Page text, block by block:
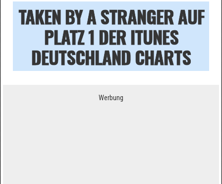
TAKEN BY A STRANGER AUF
PLATZ 1 DER ITUNES
DEUTSCHLAND CHARTS
Werbung